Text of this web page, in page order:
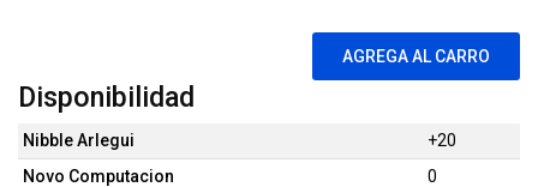
AGREGA AL CARRO
Disponibilidad
Nibble Arlegui
+20
Novo Computacion
0